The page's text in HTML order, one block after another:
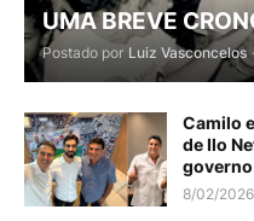
UMA BREVE
Postado por Luiz Vasconcelos
Camilo
de Ilo
8/02/